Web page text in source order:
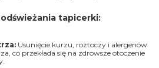
tapicerki:
Usunięcie kurzu, roztoczy i alergenów
co przekłada się na zdrowsze otoczenie